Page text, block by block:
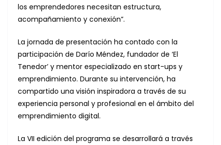
los emprendedores necesitan estructura,
acompañamiento y conexión”.
La jornada de presentación ha contado con la
participación de Darío Méndez, fundador de ‘El
Tenedor’ y mentor especializado en start-ups y
emprendimiento. Durante su intervención, ha
compartido una visión inspiradora a través de su
experiencia personal y profesional en el ámbito del
emprendimiento digital.
La VII edición del programa se desarrollará a través